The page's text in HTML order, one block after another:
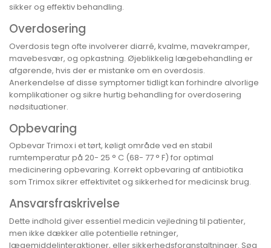
sikker og effektiv behandling.
Overdosering
Overdosis tegn ofte involverer diarré, kvalme, mavekramper,
mavebesvær, og opkastning. Øjeblikkelig lægebehandling er
afgørende, hvis der er mistanke om en overdosis.
Anerkendelse af disse symptomer tidligt kan forhindre alvorlige
komplikationer og sikre hurtig behandling for overdosering
nødsituationer.
Opbevaring
Opbevar Trimox i et tørt, køligt område ved en stabil
rumtemperatur på 20- 25 ° C (68- 77 ° F) for optimal
medicinering opbevaring. Korrekt opbevaring af antibiotika
som Trimox sikrer effektivitet og sikkerhed for medicinsk brug.
Ansvarsfraskrivelse
Dette indhold giver essentiel medicin vejledning til patienter,
men ikke dækker alle potentielle retninger,
lægemiddelinteraktioner, eller sikkerhedsforanstaltninger. Søg